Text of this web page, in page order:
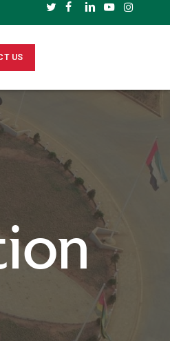
US